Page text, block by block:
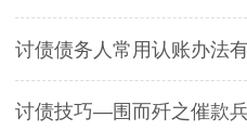
讨债债务人常用认账办法
讨债技巧—围而歼之催款